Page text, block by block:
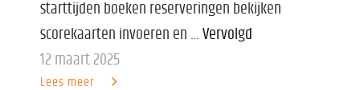
starttijden boeken reserveringen bekijken
scorekaarten invoeren en … Vervolgd
12 maart 2025
Lees meer